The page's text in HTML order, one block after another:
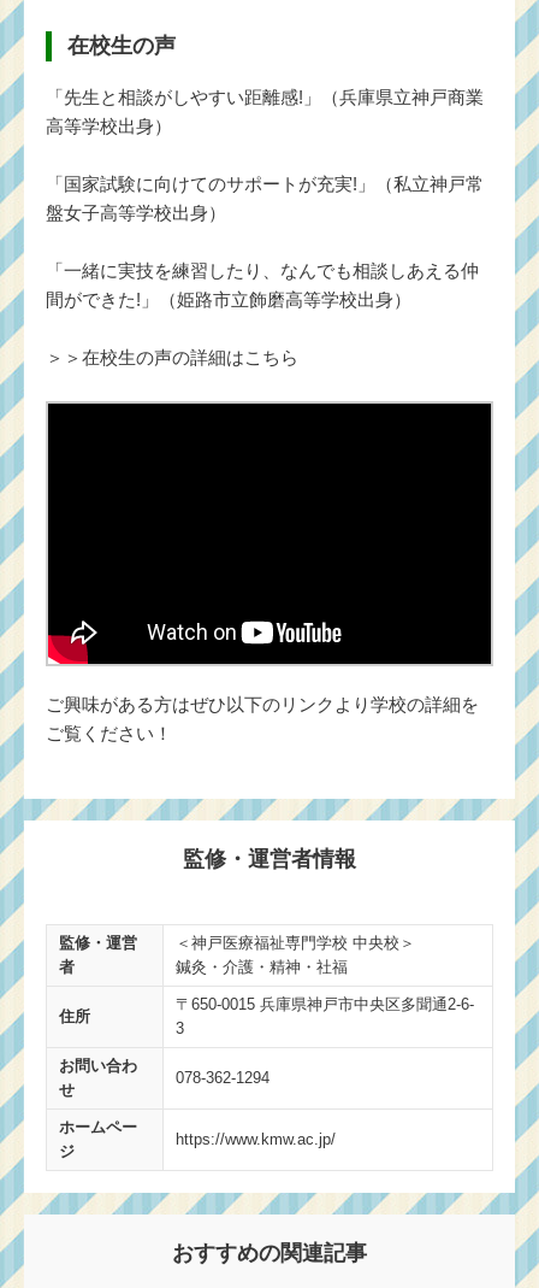
在校生の声
「先生と相談がしやすい距離感!」（兵庫県立神戸商業
高等学校出身）
「国家試験に向けてのサポートが充実!」（私立神戸常
盤女子高等学校出身）
「一緒に実技を練習したり、なんでも相談しあえる仲
間ができた!」（姫路市立飾磨高等学校出身）
＞＞ 在校生の声の詳細はこちら
ご興味がある方はぜひ以下のリンクより学校の詳細を
ご覧ください！
監修・運営者情報
監修・運営
者
＜神戸医療福祉専門学校 中央校＞
鍼灸・介護・精神・社福
住所
〒650-0015 兵庫県神戸市中央区多聞通2-6-
3
お問い合わ
せ
078-362-1294
ホームペー
ジ
https://www.kmw.ac.jp/
おすすめの関連記事